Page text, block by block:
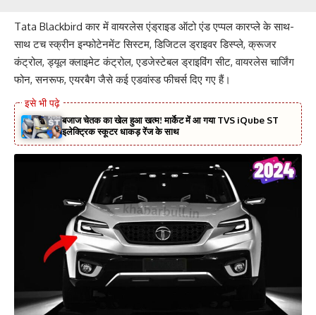
Tata Blackbird कार में वायरलेस एंड्राइड ऑटो एंड एप्पल कारप्ले के साथ-
साथ टच स्क्रीन इन्फोटेनमेंट सिस्टम, डिजिटल ड्राइवर डिस्प्ले, क्रूजर
कंट्रोल, ड्यूल क्लाइमेट कंट्रोल, एडजेस्टेबल ड्राइविंग सीट, वायरलेस चार्जिंग
फोन, सनरूफ, एयरबैग जैसे कई एडवांस्ड फीचर्स दिए गए हैं।
बजाज चेतक का खेल हुआ खत्म! मार्केट में आ गया TVS iQube ST
इलेक्ट्रिक स्कूटर धाकड़ रेंज के साथ